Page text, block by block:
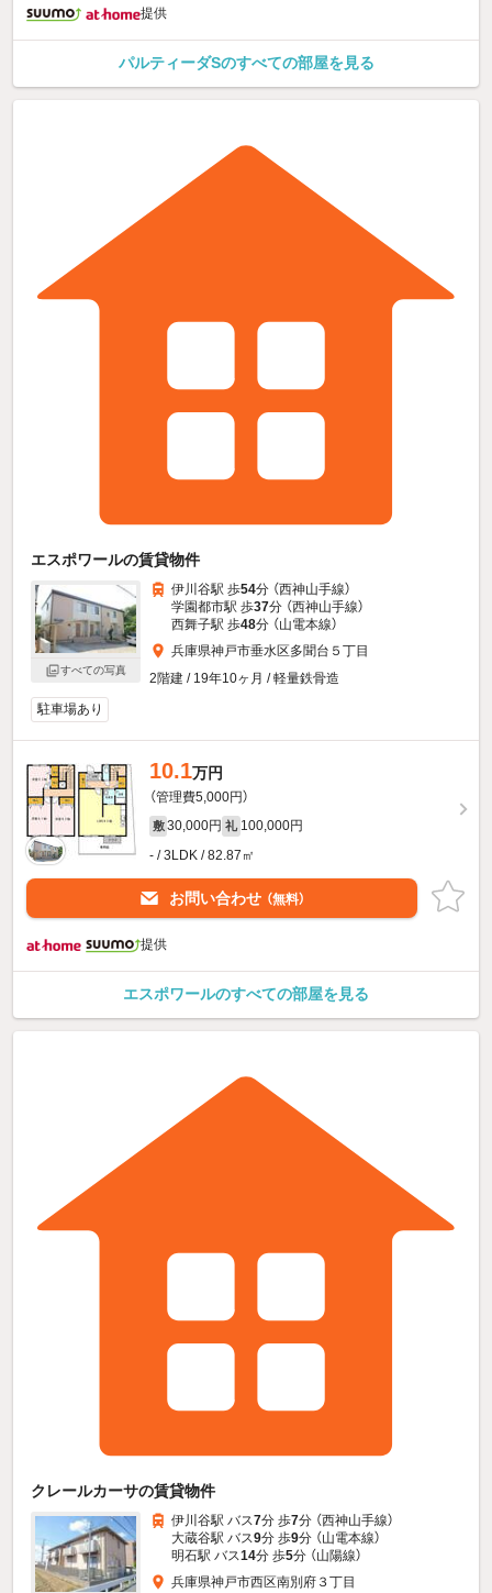
提供
パルティーダSのすべての部屋を見る
エスポワールの賃貸物件
すべての写真
伊川谷駅 歩54分 （西神山手線）
学園都市駅 歩37分 （西神山手線）
西舞子駅 歩48分 （山電本線）
兵庫県神戸市垂水区多聞台５丁目
2階建 / 19年10ヶ月 / 軽量鉄骨造
駐車場あり
10.1万円
（管理費5,000円）
敷 30,000円 礼 100,000円
- / 3LDK / 82.87㎡
お問い合わせ （無料）
提供
エスポワールのすべての部屋を見る
クレールカーサの賃貸物件
伊川谷駅 バス7分 歩7分 （西神山手線）
大蔵谷駅 バス9分 歩9分 （山電本線）
明石駅 バス14分 歩5分 （山陽線）
兵庫県神戸市西区南別府３丁目